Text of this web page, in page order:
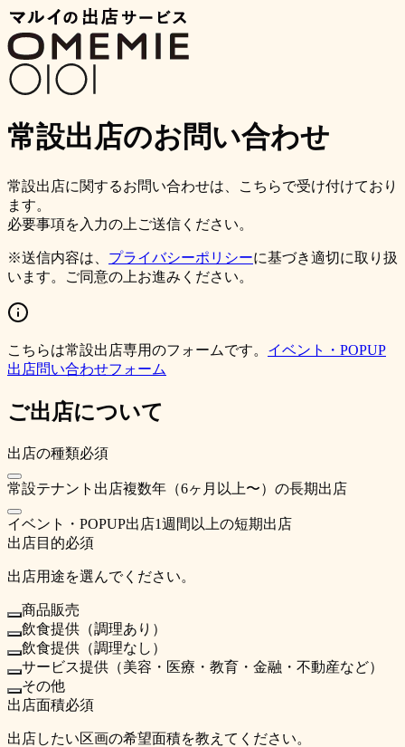
常設出店のお問い合わせ
常設出店に関するお問い合わせは、こちらで受け付けており
ます。
必要事項を入力の上ご送信ください。
※送信内容は、 プライバシーポリシーに基づき適切に取り扱
います。ご同意の上お進みください。
こちらは常設出店専用のフォームです。 イベント・POPUP
出店問い合わせフォーム
ご出店について
出店の種類必須
常設テナント出店複数年（6ヶ月以上〜）の長期出店
イベント・POPUP出店1週間以上の短期出店
出店目的必須
出店用途を選んでください。
商品販売
飲食提供（調理あり）
飲食提供（調理なし）
サービス提供（美容・医療・教育・金融・不動産など）
その他
出店面積必須
出店したい区画の希望面積を教えてください。